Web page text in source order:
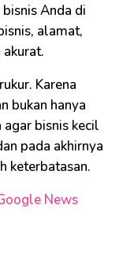
Anda di
alamat,
Karena
bukan hanya
agar bisnis kecil
pada akhirnya
keterbatasan.
News